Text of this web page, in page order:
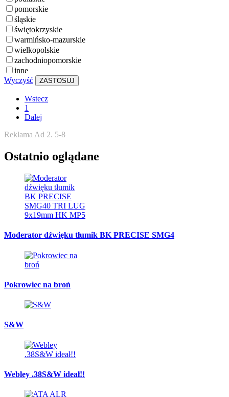
pomorskie
śląskie
świętokrzyskie
warmińsko-mazurskie
wielkopolskie
zachodniopomorskie
inne
Wyczyść
ZASTOSUJ
Wstecz
1
Dalej
Reklama Ad 2. 5-8
Ostatnio oglądane
Moderator dźwięku tłumik BK PRECISE SMG4
Pokrowiec na broń
S&W
Webley .38S&W ideał!!